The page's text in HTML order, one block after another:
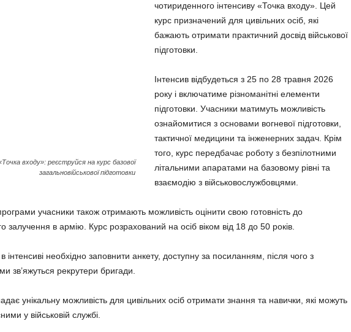
входу»: реєструйся на курс базової
загальновійськової підготовки
чотириденного інтенсиву «Точка входу». Цей
курс призначений для цивільних осіб, які
бажають отримати практичний досвід військової
підготовки.
Інтенсив відбудеться з 25 по 28 травня 2026
року і включатиме різноманітні елементи
підготовки. Учасники матимуть можливість
ознайомитися з основами вогневої підготовки,
тактичної медицини та інженерних задач. Крім
того, курс передбачає роботу з безпілотними
літальними апаратами на базовому рівні та
взаємодію з військовослужбовцями.
учасники також отримають можливість оцінити свою готовність до
залучення в армію. Курс розрахований на осіб віком від 18 до 50 років.
в інтенсиві необхідно заповнити анкету, доступну за посиланням, після чого з
зв’яжуться рекрутери бригади.
унікальну можливість для цивільних осіб отримати знання та навички, які можуть
у військовій службі.